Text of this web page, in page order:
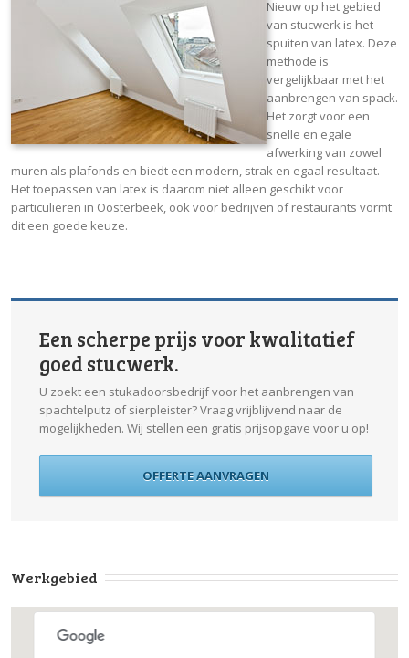
Nieuw op het gebied
van stucwerk is het
spuiten van latex. Deze
methode is
vergelijkbaar met het
aanbrengen van spack.
Het zorgt voor een
snelle en egale
afwerking van zowel
muren als plafonds en biedt een modern, strak en egaal resultaat.
Het toepassen van latex is daarom niet alleen geschikt voor
particulieren in Oosterbeek, ook voor bedrijven of restaurants vormt
dit een goede keuze.
Een scherpe prijs voor kwalitatief
goed stucwerk.
U zoekt een stukadoorsbedrijf voor het aanbrengen van
spachtelputz of sierpleister? Vraag vrijblijvend naar de
mogelijkheden. Wij stellen een gratis prijsopgave voor u op!
OFFERTE AANVRAGEN
Werkgebied